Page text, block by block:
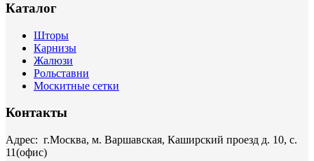
Каталог
Шторы
Карнизы
Жалюзи
Рольставни
Москитные сетки
Контакты
Адрес: г.Москва, м. Варшавская, Каширский проезд д. 10, с.
11(офис)